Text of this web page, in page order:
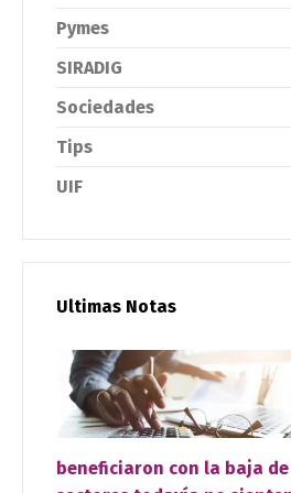
Pymes
SIRADIG
Sociedades
Tips
UIF
Ultimas Notas
beneficiaron con la baja